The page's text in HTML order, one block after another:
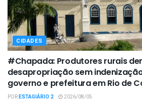
CIDADES
#Chapada: Produtores rurais
desapropriação sem
governo e prefeitura em Rio de
PORESTAGIÁRIO 2 2026/08/05